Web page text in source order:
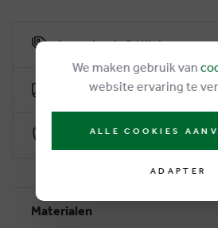
6% remise de fidélité
Livraison gratuite dès €50
Paiement sécurisé par
Materialen
We maken gebruik van
website ervaring te
ALLE COOKIES
ADAPTER